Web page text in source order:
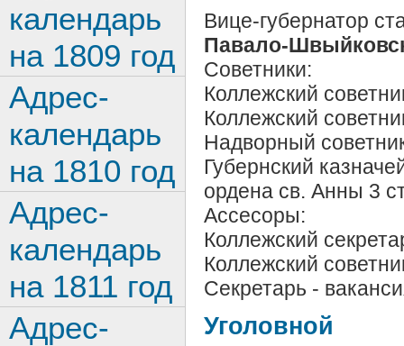
Вице-губернатор
Павало-
Советники:
Коллежский
Коллежский
Надворный
Губернский
ордена св. Анны 3
Ассесоры:
Коллежский
Коллежский
Секретарь -
Уголовной
календарь
на 1809 год
Адрес-
календарь
на 1810 год
Адрес-
календарь
на 1811 год
Адрес-